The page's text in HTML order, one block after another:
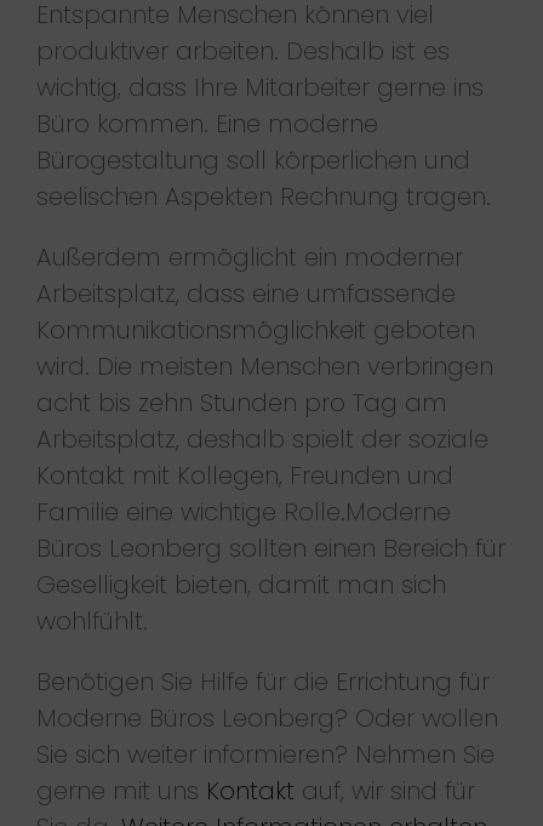
Entspannte Menschen können viel
produktiver arbeiten. Deshalb ist es
wichtig, dass Ihre Mitarbeiter gerne ins
Büro kommen. Eine moderne
Bürogestaltung soll körperlichen und
seelischen Aspekten Rechnung tragen.
Außerdem ermöglicht ein moderner
Arbeitsplatz, dass eine umfassende
Kommunikationsmöglichkeit geboten
wird. Die meisten Menschen verbringen
acht bis zehn Stunden pro Tag am
Arbeitsplatz, deshalb spielt der soziale
Kontakt mit Kollegen, Freunden und
Familie eine wichtige Rolle.Moderne
Büros Leonberg sollten einen Bereich für
Geselligkeit bieten, damit man sich
wohlfühlt.
Benötigen Sie Hilfe für die Errichtung für
Moderne Büros Leonberg? Oder wollen
Sie sich weiter informieren? Nehmen Sie
gerne mit uns Kontakt auf, wir sind für